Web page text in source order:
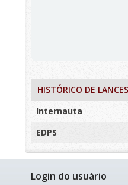
HISTÓRICO DE LANCES
Internauta
EDPS
Login do usuário